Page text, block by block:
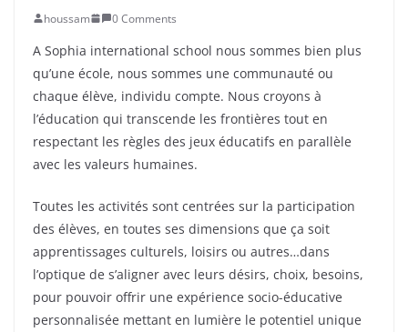
houssam 0 Comments
A Sophia international school nous sommes bien plus
qu’une école, nous sommes une communauté ou
chaque élève, individu compte. Nous croyons à
l’éducation qui transcende les frontières tout en
respectant les règles des jeux éducatifs en parallèle
avec les valeurs humaines.
Toutes les activités sont centrées sur la participation
des élèves, en toutes ses dimensions que ça soit
apprentissages culturels, loisirs ou autres…dans
l’optique de s’aligner avec leurs désirs, choix, besoins,
pour pouvoir offrir une expérience socio-éducative
personnalisée mettant en lumière le potentiel unique